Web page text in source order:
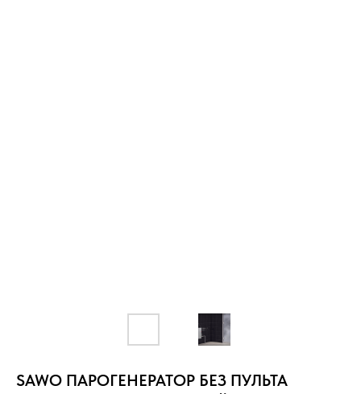
SAWO ПАРОГЕНЕРАТОР БЕЗ ПУЛЬТА